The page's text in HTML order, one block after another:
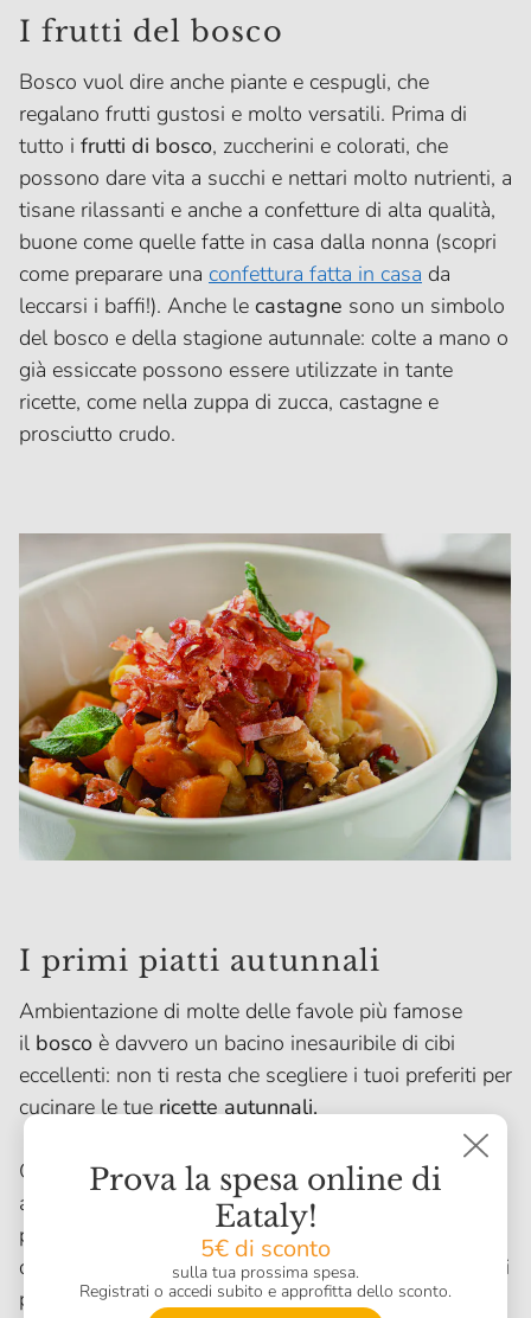
I frutti del bosco
Bosco vuol dire anche piante e cespugli, che
regalano frutti gustosi e molto versatili. Prima di
tutto i frutti di bosco, zuccherini e colorati, che
possono dare vita a succhi e nettari molto nutrienti, a
tisane rilassanti e anche a confetture di alta qualità,
buone come quelle fatte in casa dalla nonna (scopri
come preparare una confettura fatta in casa da
leccarsi i baffi!). Anche le castagne sono un simbolo
del bosco e della stagione autunnale: colte a mano o
già essiccate possono essere utilizzate in tante
ricette, come nella zuppa di zucca, castagne e
prosciutto crudo.
I primi piatti autunnali
Ambientazione di molte delle favole più famose
il bosco è davvero un bacino inesauribile di cibi
eccellenti: non ti resta che scegliere i tuoi preferiti per
cucinare le tue ricette autunnali.
Oltre aifunghi e ai tartufi, sono molti altri i prodotti
autunnali che possono servire alla preparazione di
primi piatti succulenti. Basti pensare ai sughi a base
di selvaggina del bosco che diventano i partner ideali
per le più variepaste della tradizione nelle ricette
Prova la spesa online di
Eataly!
5€ di sconto
sulla tua prossima spesa.
Registrati o accedi subito e approfitta dello sconto.